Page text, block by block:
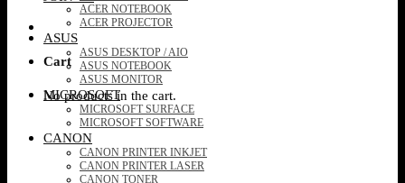
Cart
No products in the cart.
ACER NOTEBOOK
ACER PROJECTOR
ASUS
ASUS DESKTOP / AIO
ASUS NOTEBOOK
ASUS MONITOR
MICROSOFT
MICROSOFT SURFACE
MICROSOFT SOFTWARE
CANON
CANON PRINTER INKJET
CANON PRINTER LASER
CANON TONER